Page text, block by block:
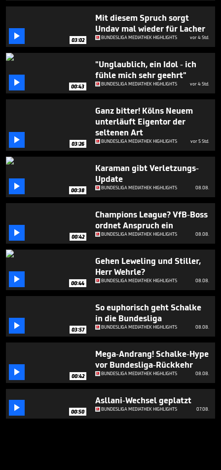
25
 03:02
Mit diesem Spruch sorgt
Undav mal wieder für Lacher
BUNDESLIGA MEDIATHEK HIGHLIGHTS vor 4 Std.
 00:43
"Unglaublich, ein Idol - ich
fühle mich sehr geehrt"
BUNDESLIGA MEDIATHEK HIGHLIGHTS vor 4 Std.
 03:26
Ganz bitter! Kölns Neuem
unterläuft Eigentor der
seltenen Art
BUNDESLIGA MEDIATHEK HIGHLIGHTS vor 5 Std.
 00:38
Karaman gibt Verletzungs-
Update
BUNDESLIGA MEDIATHEK HIGHLIGHTS 08.08.
 00:42
Champions League? VfB-Boss
ordnet Anspruch ein
BUNDESLIGA MEDIATHEK HIGHLIGHTS 08.08.
 00:44
Gehen Leweling und Stiller,
Herr Wehrle?
BUNDESLIGA MEDIATHEK HIGHLIGHTS 08.08.
 03:57
So euphorisch geht Schalke
in die Bundesliga
BUNDESLIGA MEDIATHEK HIGHLIGHTS 08.08.
 00:42
Mega-Andrang! Schalke-Hype
vor Bundesliga-Rückkehr
BUNDESLIGA MEDIATHEK HIGHLIGHTS 08.08.
 00:50
Asllani-Wechsel geplatzt
BUNDESLIGA MEDIATHEK HIGHLIGHTS 07.08.